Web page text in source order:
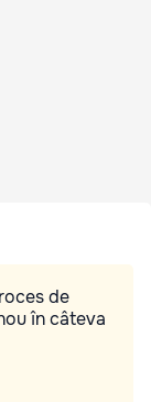
de
în câteva